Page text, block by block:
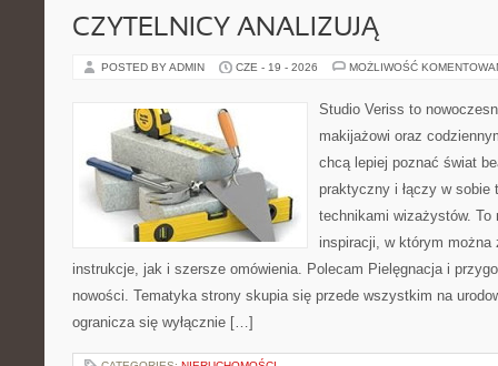
CZYTELNICY ANALIZUJĄ
POSTED BY ADMIN CZE - 19 - 2026 MOŻLIWOŚĆ
Studio Veriss to
makijażowi oraz
chcą lepiej poznać świat
praktyczny i łączy w sobie
technikami wizażystów. To
inspiracji, w którym można
instrukcje, jak i szersze omówienia. Polecam Pielęgnacja i
nowości. Tematyka strony skupia się przede wszystkim na
ogranicza się wyłącznie […]